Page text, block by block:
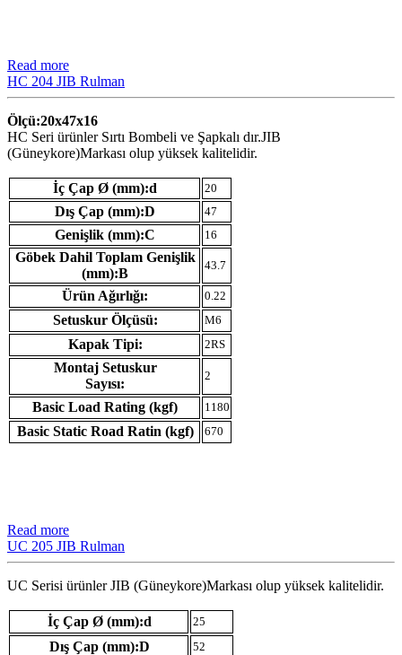
Read more
HC 204 JIB Rulman
Ölçü:20x47x16
HC Seri ürünler Sırtı Bombeli ve Şapkalı dır.JIB
(Güneykore)Markası olup yüksek kalitelidir.
İç Çap Ø (mm):d 20
Dış Çap (mm):D 47
Genişlik (mm):C 16
Göbek Dahil Toplam Genişlik
(mm):B
43.7
Ürün Ağırlığı: 0.22
Setuskur Ölçüsü: M6
Kapak Tipi: 2RS
Montaj Setuskur
Sayısı:
2
Basic Load Rating (kgf) 1180
Basic Static Road Ratin (kgf) 670
Read more
UC 205 JIB Rulman
UC Serisi ürünler JIB (Güneykore)Markası olup yüksek kalitelidir.
İç Çap Ø (mm):d 25
Dış Çap (mm):D 52